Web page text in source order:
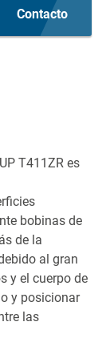
Contacto
T411ZR es
bobinas de
de la
al gran
y el cuerpo de
y posicionar
las